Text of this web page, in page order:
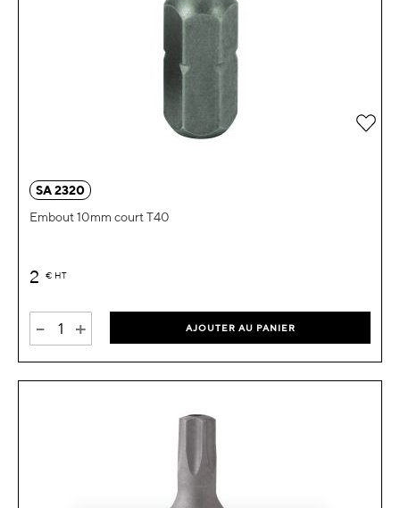
SA 2320
Embout 10mm court T40
2 € HT
- + AJOUTER AU PANIER